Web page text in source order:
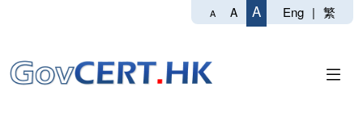
A A A Eng | 繁